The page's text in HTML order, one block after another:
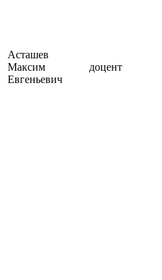
Асташев
Максим
Евгеньевич
доцент